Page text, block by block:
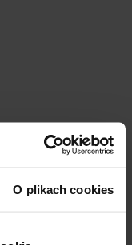
O plikach cookies
lub bakteryjne